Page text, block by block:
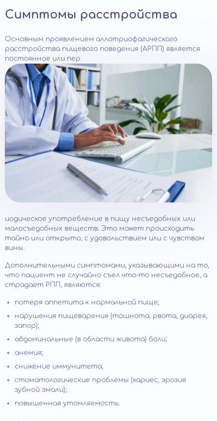
Симптомы расстройства
Основным проявлением аллотриофагического
расстройства пищевого поведения (АРПП) является
постоянное или пер
иодическое употребление в пищу несъедобных или
малосъедобных веществ. Это может происходить
тайно или открыто, с удовольствием или с чувством
вины.
Дополнительными симптомами, указывающими на то,
что пациент не случайно съел что-то несъедобное, а
страдает РПП, являются:
потеря аппетита к нормальной пище;
нарушения пищеварения (тошнота, рвота, диарея,
запор);
абдоминальные (в области живота) боли;
анемия;
снижение иммунитета;
стоматологические проблемы (кариес, эрозия
зубной эмали);
повышенная утомляемость.